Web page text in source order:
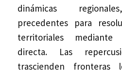
dinámicas
precedentes para
territoriales mediante
directa. Las
trascienden fronteras